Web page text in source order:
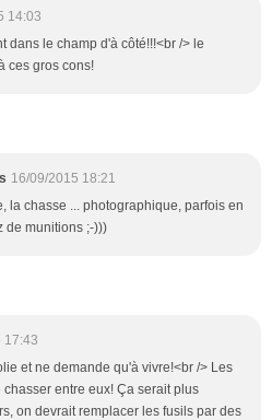
14:03
dans le champ d'à côté!!!<br /> le
ces gros cons!
16/09/2015 18:21
la chasse ... photographique, parfois en
de munitions ;-)))
17:43
et ne demande qu'à vivre!<br /> Les
entre eux! Ça serait plus
on devrait remplacer les fusils par des